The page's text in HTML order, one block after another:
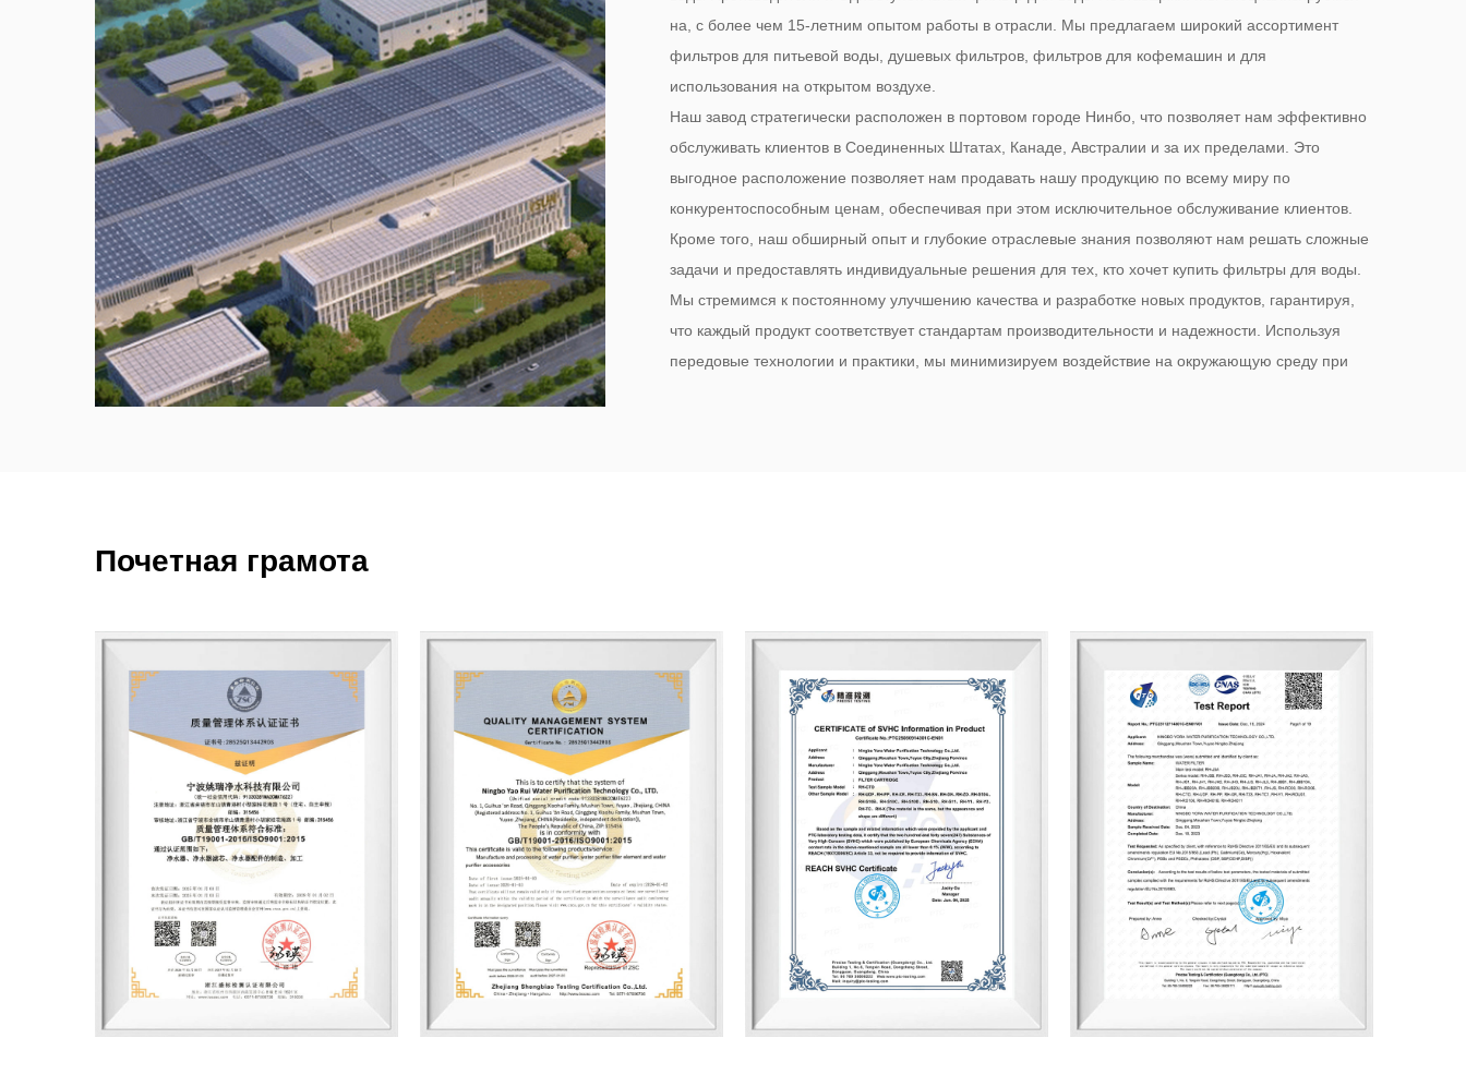
на, с более чем 15-летним опытом работы в отрасли. Мы предлагаем широкий ассортимент
фильтров для питьевой воды, душевых фильтров, фильтров для кофемашин и для
использования на открытом воздухе.
Наш завод стратегически расположен в портовом городе Нинбо, что позволяет нам эффективно
обслуживать клиентов в Соединенных Штатах, Канаде, Австралии и за их пределами. Это
выгодное расположение позволяет нам продавать нашу продукцию по всему миру по
конкурентоспособным ценам, обеспечивая при этом исключительное обслуживание клиентов.
Кроме того, наш обширный опыт и глубокие отраслевые знания позволяют нам решать сложные
задачи и предоставлять индивидуальные решения для тех, кто хочет купить фильтры для воды.
Мы стремимся к постоянному улучшению качества и разработке новых продуктов, гарантируя,
что каждый продукт соответствует стандартам производительности и надежности. Используя
передовые технологии и практики, мы минимизируем воздействие на окружающую среду при
Почетная грамота